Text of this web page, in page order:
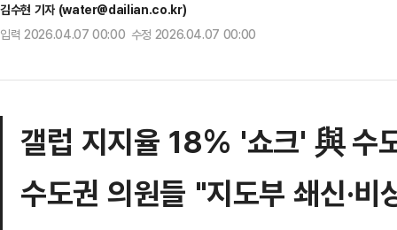
김수현 기자 (water@dailian.co.kr)
입력 2026.04.07 00:00 수정 2026.04.07 00:00
갤럽 지지율 18% '쇼크' 與 수
수도권 의원들 "지도부 쇄신·비